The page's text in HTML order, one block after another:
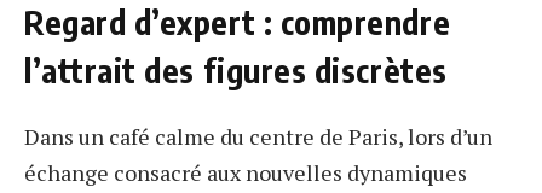
Regard d’expert : comprendre
l’attrait des figures discrètes
Dans un café calme du centre de Paris, lors d’un
échange consacré aux nouvelles dynamiques